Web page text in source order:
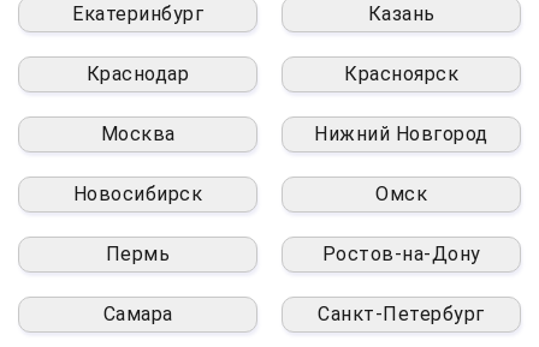
Екатеринбург Казань
Краснодар Красноярск
Москва Нижний Новгород
Новосибирск Омск
Пермь Ростов-на-Дону
Самара Санкт-Петербург